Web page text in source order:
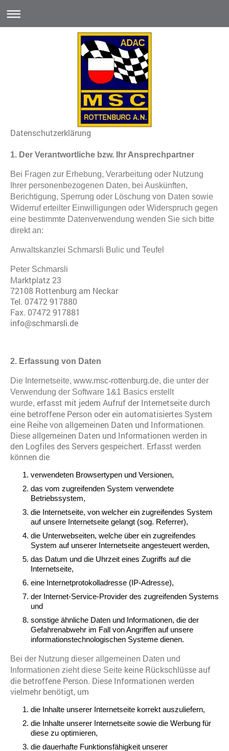
Datenschutzerklärung
1. Der Verantwortliche bzw. Ihr Ansprechpartner
Bei Fragen zur Erhebung, Verarbeitung oder Nutzung
Ihrer personenbezogenen Daten, bei Auskünften,
Berichtigung, Sperrung oder Löschung von Daten sowie
Widerruf erteilter Einwilligungen oder Widerspruch gegen
eine bestimmte Datenverwendung wenden Sie sich bitte
direkt an:
Anwaltskanzlei Schmarsli Bulic und Teufel
Peter Schmarsli
Marktplatz 23
72108 Rottenburg am Neckar
Tel. 07472 917880
Fax. 07472 917881
info@schmarsli.de
2. Erfassung von Daten
Die Internetseite, www.msc-rottenburg.de, die unter der
Verwendung der Software 1&1 Basics erstellt
wurde, erfasst mit jedem Aufruf der Internetseite durch
eine betroffene Person oder ein automatisiertes System
eine Reihe von allgemeinen Daten und Informationen.
Diese allgemeinen Daten und Informationen werden in
den Logfiles des Servers gespeichert. Erfasst werden
können die
verwendeten Browsertypen und Versionen,
das vom zugreifenden System verwendete
Betriebssystem,
die Internetseite, von welcher ein zugreifendes System
auf unsere Internetseite gelangt (sog. Referrer),
die Unterwebseiten, welche über ein zugreifendes
System auf unserer Internetseite angesteuert werden,
das Datum und die Uhrzeit eines Zugriffs auf die
Internetseite,
eine Internetprotokolladresse (IP-Adresse),
der Internet-Service-Provider des zugreifenden Systems
und
sonstige ähnliche Daten und Informationen, die der
Gefahrenabwehr im Fall von Angriffen auf unsere
informationstechnologischen Systeme dienen.
Bei der Nutzung dieser allgemeinen Daten und
Informationen zieht diese Seite keine Rückschlüsse auf
die betroffene Person. Diese Informationen werden
vielmehr benötigt, um
die Inhalte unserer Internetseite korrekt auszuliefern,
die Inhalte unserer Internetseite sowie die Werbung für
diese zu optimieren,
die dauerhafte Funktionsfähigkeit unserer